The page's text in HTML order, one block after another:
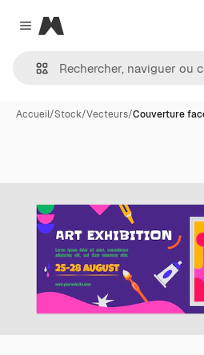
Close menu
Magnific
Accueil/Stock/Vecteurs/Couverture